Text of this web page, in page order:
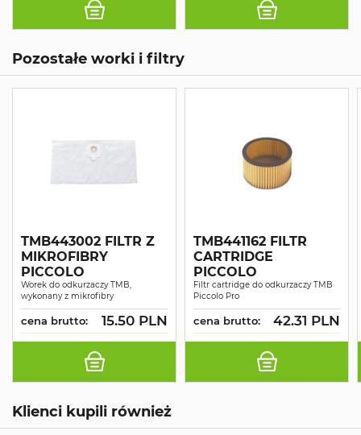
Pozostałe worki i filtry
TMB443002 FILTR Z
MIKROFIBRY
PICCOLO
Worek do odkurzaczy TMB,
wykonany z mikrofibry
cena brutto: 15.50 PLN
TMB441162 FILTR
CARTRIDGE
PICCOLO
Filtr cartridge do odkurzaczy TMB
Piccolo Pro
cena brutto: 42.31 PLN
Klienci kupili również